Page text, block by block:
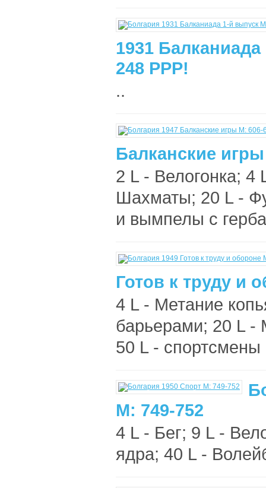
1931
248 РРР!
..
Балканские
2 L - Велогонкa; 4
Шахматы; 20 L -
и вымпелы с
Готов к труду и
4 L - Метание
барьерами; 20 L -
50 L - спортсмены
М: 749-752
4 L - Бег; 9 L -
ядра; 40 L -